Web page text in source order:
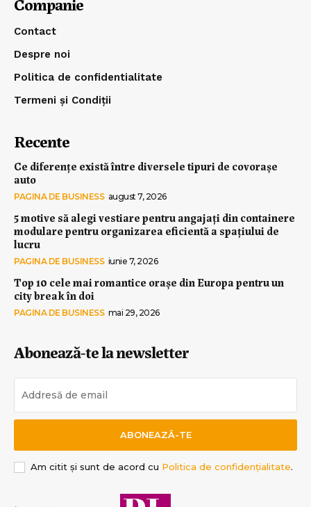
Contact
Despre noi
Politica de confidentialitate
Termeni și Condiții
Recente
Ce diferențe există între diversele tipuri de covorașe
auto
PAGINA DE BUSINESS august 7, 2026
5 motive să alegi vestiare pentru angajați din containere
modulare pentru organizarea eficientă a spațiului de
lucru
PAGINA DE BUSINESS iunie 7, 2026
Top 10 cele mai romantice orașe din Europa pentru un
city break în doi
PAGINA DE BUSINESS mai 29, 2026
Abonează-te la newsletter
ABONEAZĂ-TE
Am citit și sunt de acord cu Politica de confidențialitate.